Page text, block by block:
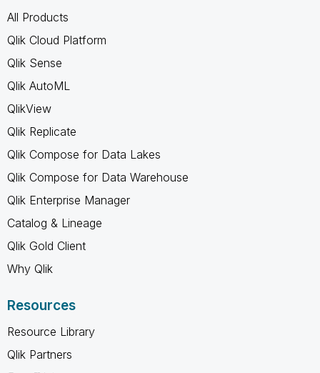
All Products
Qlik Cloud Platform
Qlik Sense
Qlik AutoML
QlikView
Qlik Replicate
Qlik Compose for Data Lakes
Qlik Compose for Data Warehouse
Qlik Enterprise Manager
Catalog & Lineage
Qlik Gold Client
Why Qlik
Resources
Resource Library
Qlik Partners